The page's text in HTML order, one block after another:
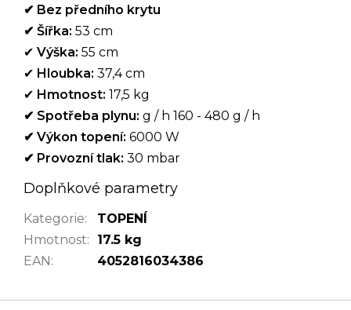
✔ Bez předního krytu
✔ Šířka: 53 cm
✔ Výška: 55 cm
✔ Hloubka: 37,4 cm
✔ Hmotnost: 17,5 kg
✔ Spotřeba plynu: g / h 160 - 480 g / h
✔ Výkon topení: 6000 W
✔ Provozní tlak: 30 mbar
Doplňkové parametry
Kategorie:
TOPENÍ
Hmotnost:
17.5 kg
EAN: 4052816034386